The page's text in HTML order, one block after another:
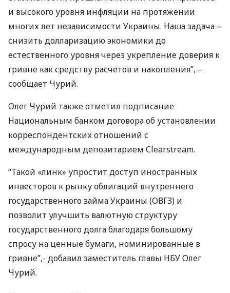
и высокого уровня инфляции на протяжении
многих лет независимости Украины. Наша задача –
снизить долларизацию экономики до
естественного уровня через укрепление доверия к
гривне как средству расчетов и накопления”, –
сообщает Чурий.
Олег Чурий также отметил подписание
Национальным банком договора об установлении
корреспондентских отношений с
международным депозитарием Clearstream.
“Такой «линк» упростит доступ иностранных
инвесторов к рынку облигаций внутреннего
государственного займа Украины (ОВГЗ) и
позволит улучшить валютную структуру
государственного долга благодаря большому
спросу на ценные бумаги, номинированные в
гривне”,- добавил заместитель главы НБУОлег
Чурий.